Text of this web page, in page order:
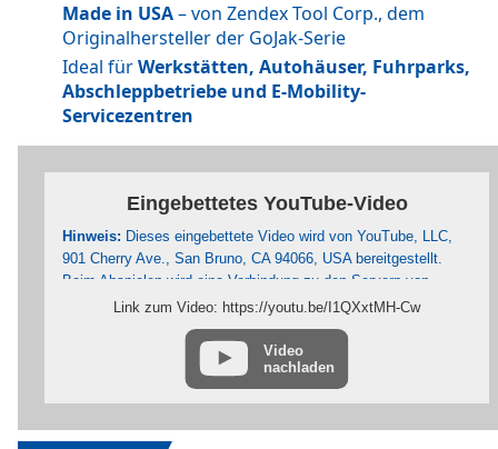
Made in USA– von Zendex Tool Corp., dem
Originalhersteller der GoJak-Serie
Ideal fürWerkstätten, Autohäuser, Fuhrparks,
Abschleppbetriebe und E-Mobility-
Servicezentren
Eingebettetes YouTube-Video
Hinweis: Dieses eingebettete Video wird von YouTube, LLC,
901 Cherry Ave., San Bruno, CA 94066, USA bereitgestellt.
Beim Abspielen wird eine Verbindung zu den Servern von
YouTube hergestellt. Dabei wird YouTube mitgeteilt, welche
Seiten Sie besuchen. Wenn Sie in Ihrem YouTube-Account
eingeloggt sind, kann YouTube Ihr Surfverhalten Ihnen
persönlich zuzuordnen. Dies verhindern Sie, indem Sie sich
vorher aus Ihrem YouTube-Account ausloggen.
Wird ein YouTube-Video gestartet, setzt der Anbieter Cookies
Link zum Video: https://youtu.be/I1QXxtMH-Cw
Video
nachladen